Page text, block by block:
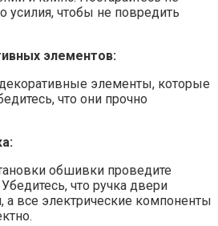
усилия, чтобы не повредить
элементов:
элементы, которые
что они прочно
обшивки проведите
что ручка двери
а все электрические компоненты